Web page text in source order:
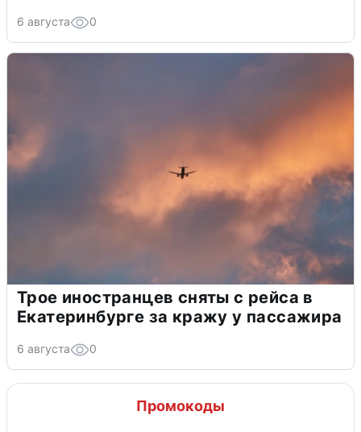
6 августа 0
Трое иностранцев сняты с рейса в
Екатеринбурге за кражу у пассажира
6 августа 0
Промокоды